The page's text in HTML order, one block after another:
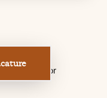
Teamtailor